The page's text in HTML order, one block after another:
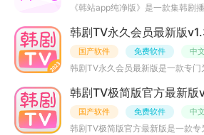
韩剧TV永久会员最新版
国产软件 免费软件 中文
韩剧TV极简版官方最新版
国产软件 免费软件 中文